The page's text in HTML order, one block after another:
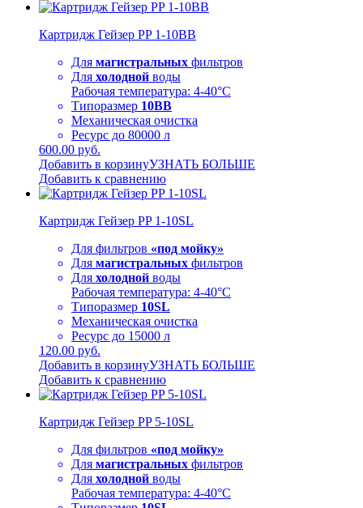
Картридж Гейзер PP 1-10BB
Для магистральных фильтров
Для холодной воды
Рабочая температура: 4-40°C
Типоразмер 10BB
Механическая очистка
Ресурс до 80000 л
600.00 руб.
Добавить в корзинуУЗНАТЬ БОЛЬШЕ
Добавить к сравнению
Картридж Гейзер PP 1-10SL
Для фильтров «под мойку»
Для магистральных фильтров
Для холодной воды
Рабочая температура: 4-40°C
Типоразмер 10SL
Механическая очистка
Ресурс до 15000 л
120.00 руб.
Добавить в корзинуУЗНАТЬ БОЛЬШЕ
Добавить к сравнению
Картридж Гейзер PP 5-10SL
Для фильтров «под мойку»
Для магистральных фильтров
Для холодной воды
Рабочая температура: 4-40°C